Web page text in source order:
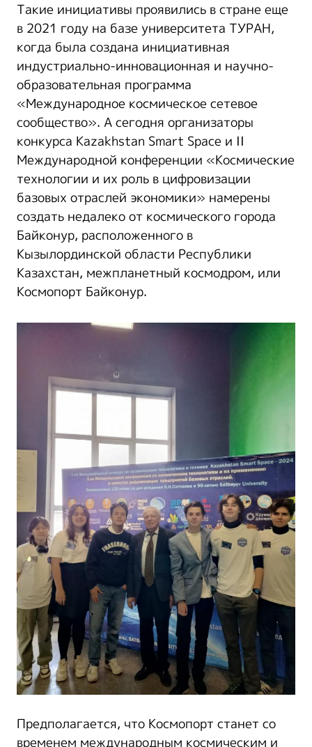
Такие инициативы проявились в стране еще
в 2021 году на базе университета ТУРАН,
когда была создана инициативная
индустриально-инновационная и научно-
образовательная программа
«Международное космическое сетевое
сообщество». А сегодня организаторы
конкурса Kazakhstan Smart Space и II
Международной конференции «Космические
технологии и их роль в цифровизации
базовых отраслей экономики» намерены
создать недалеко от космического города
Байконур, расположенного в
Кызылординской области Республики
Казахстан, межпланетный космодром, или
Космопорт Байконур.
Предполагается, что Космопорт станет со
временем международным космическим и